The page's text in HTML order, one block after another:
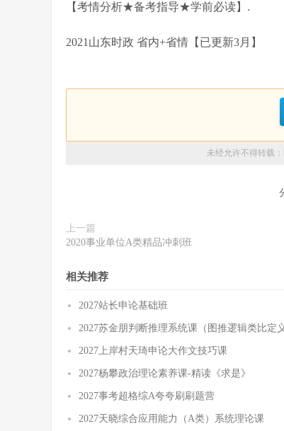
【考情分析★备考指导★学前必读】.
2021山东时政 省内+省情【已更新3月】
未经允许不得转载：
上一篇
2020事业单位A类精品冲刺班
相关推荐
2027站长申论基础班
2027苏金朋判断推理系统课（图推逻辑类比定义
2027上岸村天琦申论大作文技巧课
2027杨攀政治理论素养课-精读《求是》
2027事考超格综A夸夸刷刷题营
2027天晓综合应用能力（A类）系统理论课